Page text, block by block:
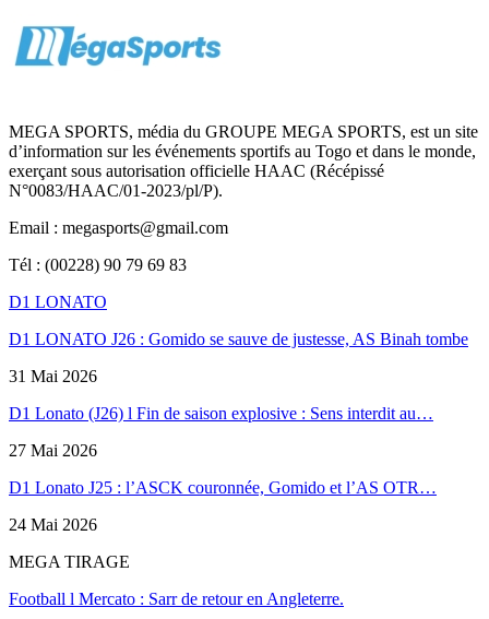
MEGA SPORTS, média du GROUPE MEGA SPORTS, est un site
d’information sur les événements sportifs au Togo et dans le monde,
exerçant sous autorisation officielle HAAC (Récépissé
N°0083/HAAC/01-2023/pl/P).
Email : megasports@gmail.com
Tél : (00228) 90 79 69 83
D1 LONATO
D1 LONATO J26 : Gomido se sauve de justesse, AS Binah tombe
31 Mai 2026
D1 Lonato (J26) l Fin de saison explosive : Sens interdit au…
27 Mai 2026
D1 Lonato J25 : l’ASCK couronnée, Gomido et l’AS OTR…
24 Mai 2026
MEGA TIRAGE
Football l Mercato : Sarr de retour en Angleterre.